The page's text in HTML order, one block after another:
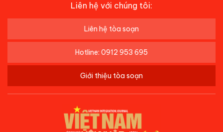
Liên hệ với chúng tôi:
Liên hệ tòa soạn
Hotline: 0912 953 695
Giới thiệu tòa soạn